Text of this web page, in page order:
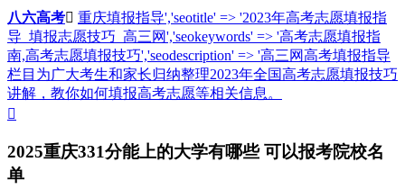
八六高考 重庆填报指导','seotitle' => '2023年高考志愿填报指
导_填报志愿技巧_高三网','seokeywords' => '高考志愿填报指
南,高考志愿填报技巧','seodescription' => '高三网高考填报指导
栏目为广大考生和家长归纳整理2023年全国高考志愿填报技巧
讲解，教你如何填报高考志愿等相关信息。

2025重庆331分能上的大学有哪些 可以报考院校名
单